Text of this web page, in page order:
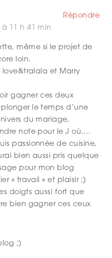
11 h 41 min
même si le projet de
loin.
love&tralala et Marry
gagner ces deux
le temps d’une
du mariage,
note pour le J où….
passionnée de cuisine,
bien aussi pris quelque
pour mon blog
« travail » et plaisir ;)
doigts aussi fort que
bien gagner ces ceux
;)
Répondre